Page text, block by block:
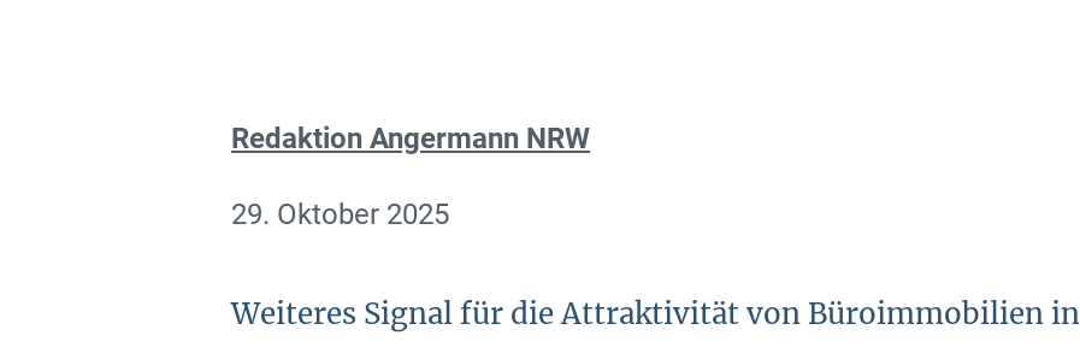
Redaktion Angermann NRW
29. Oktober 2025
Weiteres Signal für die Attraktivität von Büroimmobilien